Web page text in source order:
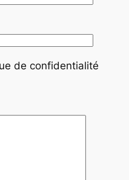
de confidentialité